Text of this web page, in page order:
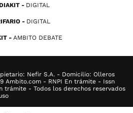
DIGITAL
DIGITAL
AMBITO DEBATE
Nefir S.A. - Domicilio: Olleros
Ambito.com - RNPI En trámite - Issn
trámite - Todos los derechos reservados